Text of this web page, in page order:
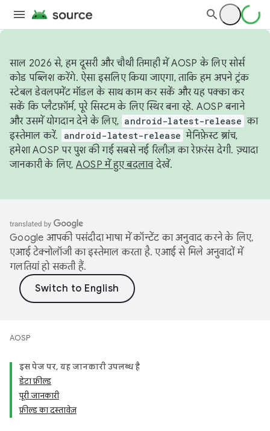
साल 2026 से, हम दूसरी और चौथी तिमाही में AOSP के लिए सोर्स
कोड पब्लिश करेंगे. ऐसा इसलिए किया जाएगा, ताकि हम अपने ट्रंक
स्टेबल डेवलपमेंट मॉडल के साथ काम कर सकें और यह पक्का कर
सकें कि प्लैटफ़ॉर्म, पूरे सिस्टम के लिए स्थिर बना रहे. AOSP बनाने
और उसमें योगदान देने के लिए, android-latest-release का
इस्तेमाल करें.
android-latest-release मेनिफ़ेस्ट ब्रांच,
हमेशा AOSP पर पुश की गई सबसे नई रिलीज़ का रेफ़रंस देगी. ज़्यादा
जानकारी के लिए, AOSP में हुए बदलावदेखें.
Google आपकी पसंदीदा भाषा में कॉन्टेंट का अनुवाद करने के लिए,
एआई टेक्नोलॉजी का इस्तेमाल करता है. एआई से मिले अनुवादों में
गलतियां हो सकती हैं.
AOSP
इस पेज पर, यह जानकारी उपलब्ध है
डेटा फ़ील्ड
पूरी जानकारी
फ़ील्ड का दस्तावेज़